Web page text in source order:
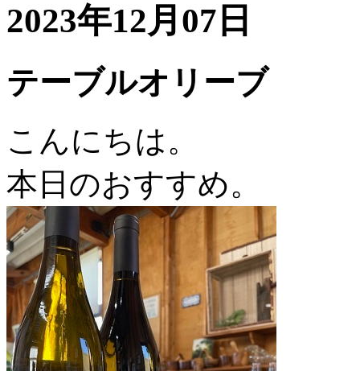
2023年12月07日
テーブルオリーブ
こんにちは。
本日のおすすめ。